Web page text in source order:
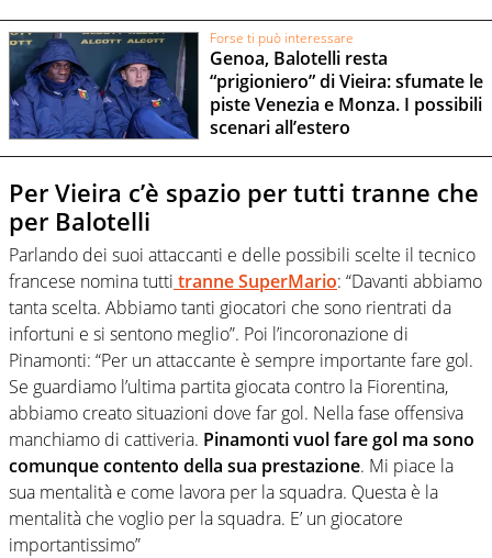
Forse ti può interessare
Genoa, Balotelli resta
“prigioniero” di Vieira: sfumate le
piste Venezia e Monza. I possibili
scenari all’estero
Per Vieira c’è spazio per tutti tranne che
per Balotelli
Parlando dei suoi attaccanti e delle possibili scelte il tecnico
francese nomina tutti tranne SuperMario: “Davanti abbiamo
tanta scelta. Abbiamo tanti giocatori che sono rientrati da
infortuni e si sentono meglio”. Poi l’incoronazione di
Pinamonti: “Per un attaccante è sempre importante fare gol.
Se guardiamo l’ultima partita giocata contro la Fiorentina,
abbiamo creato situazioni dove far gol. Nella fase offensiva
manchiamo di cattiveria. Pinamonti vuol fare gol ma sono
comunque contento della sua prestazione. Mi piace la
sua mentalità e come lavora per la squadra. Questa è la
mentalità che voglio per la squadra. E’ un giocatore
importantissimo”